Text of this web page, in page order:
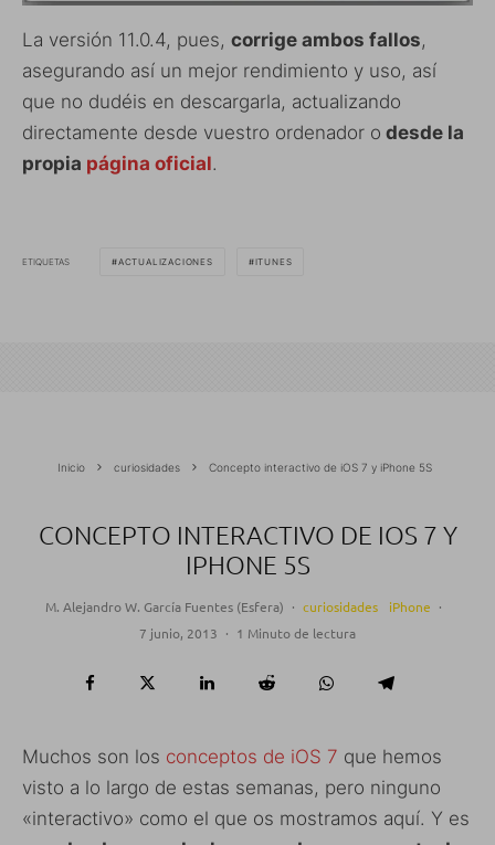
La versión 11.0.4, pues, corrige ambos fallos,
asegurando así un mejor rendimiento y uso, así
que no dudéis en descargarla, actualizando
directamente desde vuestro ordenador o desde la
propia página oficial.
ETIQUETAS ACTUALIZACIONES ITUNES
Inicio curiosidades Concepto interactivo de iOS 7 y iPhone 5S
CONCEPTO INTERACTIVO DE IOS 7 Y
IPHONE 5S
M. Alejandro W. García Fuentes (Esfera) · curiosidades iPhone ·
7 junio, 2013 · 1 Minuto de lectura
Muchos son los conceptos de iOS 7 que hemos
visto a lo largo de estas semanas, pero ninguno
«interactivo» como el que os mostramos aquí. Y es